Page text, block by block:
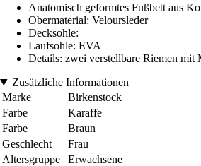
Anatomisch geformtes Fußbett aus
Obermaterial: Veloursleder
Decksohle:
Laufsohle: EVA
Details: zwei verstellbare Riemen mit
Zusätzliche Informationen
Marke
Birkenstock
Farbe
Karaffe
Farbe
Braun
Geschlecht
Frau
Altersgruppe
Erwachsene